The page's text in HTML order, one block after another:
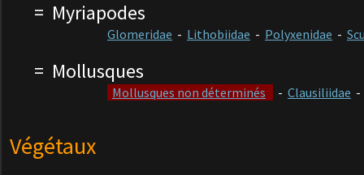
= Myriapodes
Glomeridae - Lithobiidae - Polyxenidae -
= Mollusques
Mollusques non déterminés - Clausiliidae -
Végétaux